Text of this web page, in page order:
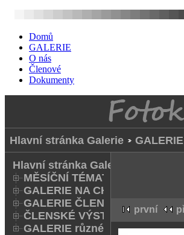
Domů
GALERIE
O nás
Členové
Dokumenty
Hlavní stránka Galerie
Hlavní stránka Galerie
MĚSÍČNÍ TÉMATA
GALERIE NA CHODNÍKU
GALERIE ČLENŮ
ČLENSKÉ VÝSTAVY A FOTO Q
GALERIE různé
první